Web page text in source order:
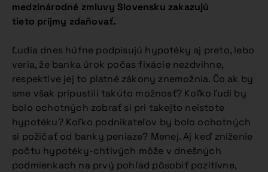
medzinárodné zmluvy Slovensku zakazujú
tieto príjmy zdaňovať.
Ľudia dnes húfne podpisujú hypotéky aj preto, lebo
veria, že banka úrok počas fixácie nezdvihne,
respektíve jej to platné zákony znemožnia. Čo ak by
sme však pripustili takúto možnosť? Koľko ľudí by
bolo ochotných zobrať si pri takejto neistote
hypotéku? Koľko podnikateľov by bolo ochotných
si požičať od banky peniaze? Menej. Aj keď zníženie
počtu hypotéky-chtivých môže v dnešných
podmienkach na prvý pohľad pôsobiť pozitívne,